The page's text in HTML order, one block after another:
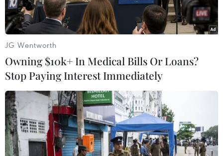
Văn Long ấn định tỷ số 4-1 cho U19 Việt Nam. (Ảnh: Minh
Chiến/Vietnam+)
JG Wentworth
Owning $10k+ In Medical Bills Or Loans?
Stop Paying Interest Immediately